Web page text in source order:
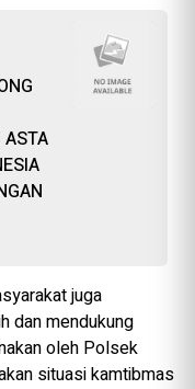
ASTA
juga
dan mendukung
oleh Polsek
situasi kamtibmas